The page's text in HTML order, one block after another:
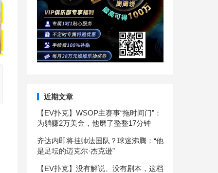
近期文章
【EV扑克】WSOP主赛事“拖时间门”：
为躺赚2万美金，他磨了整整17分钟
齐达内即将挂帅法国队？球迷沸腾：“他
是足坛的迈克尔·杰克逊”
【EV扑克】没有解说、没有剧本，这档